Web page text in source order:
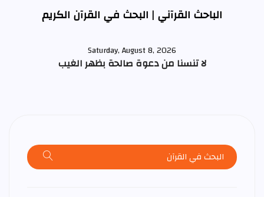
الباحث القرآني | البحث في القرآن الكريم
Saturday, August 8, 2026
لا تنسنا من دعوة صالحة بظهر الغيب